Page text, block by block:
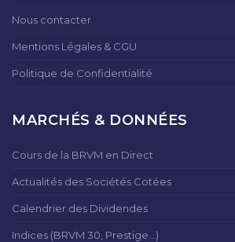
Nous contacter
Mentions Légales & CGU
Politique de Confidentialité
MARCHÉS & DONNÉES
Cours de la BRVM en Direct
Actualités des Sociétés Cotées
Calendrier des Dividendes
Indices (BRVM 30, Prestige...)